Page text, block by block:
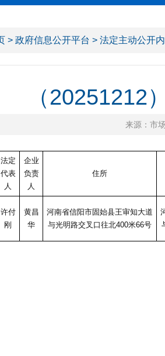
> 政府信息公开平台 > 法定主动公开
（20251212
来源：市
法定
代表
人
企业
负责
人
住所
许付
刚
黄昌
华
河南省信阳市固始县王审知大道
与光明路交叉口往北400米66号